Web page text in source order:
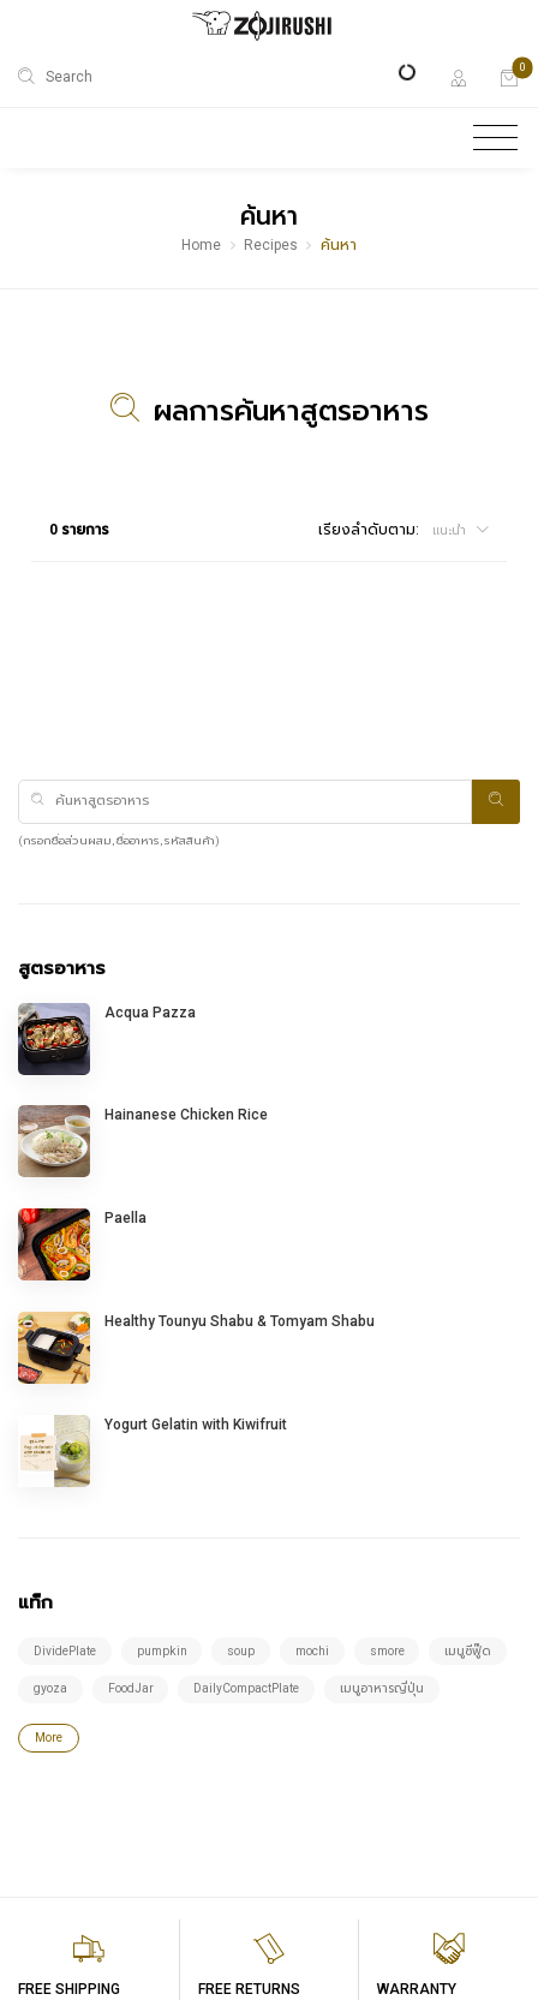
Search
0
ค้นหา
Home Recipes ค้นหา
ผลการค้นหาสูตรอาหาร
0 รายการ เรียงลำดับตาม: แนะนำ
(กรอกชื่อส่วนผสม, ชื่ออาหาร, รหัสสินค้า)
สูตรอาหาร
Acqua Pazza
Hainanese Chicken Rice
Paella
Healthy Tounyu Shabu & Tomyam Shabu
Yogurt Gelatin with Kiwifruit
แท็ก
DividePlate pumpkin soup mochi smore เมนูซีฟู๊ด
gyoza FoodJar DailyCompactPlate เมนูอาหารญี่ปุ่น
More
FREE SHIPPING
FREE RETURNS
WARRANTY